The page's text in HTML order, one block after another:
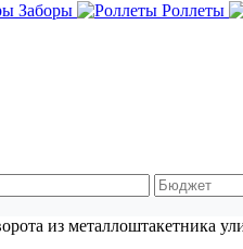
Заборы Роллеты
из металлоштакетника